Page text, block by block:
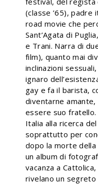
(classe ’65), padre
road movie che
Sant’Agata di
e Trani. Narra di
film), quanto mai
inclinazioni
ignaro
gay e fa il barista,
diventarne
essere suo fratello.
Italia alla ricerca
soprattutto per
dopo la morte
un album di
vacanza a
rivelano un segreto